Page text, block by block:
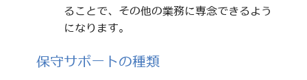
ることで、その他の業務に専念できるよう
になります。
保守サポートの種類